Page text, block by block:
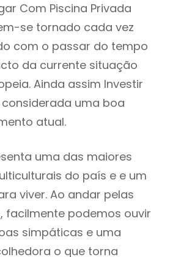
Com Piscina Privada
se tornado cada vez
com o passar do tempo
da currente situação
Ainda assim Investir
uma boa
atual.
uma das maiores
do país e e um
viver. Ao andar pelas
facilmente podemos ouvir
simpáticas e uma
o que torna